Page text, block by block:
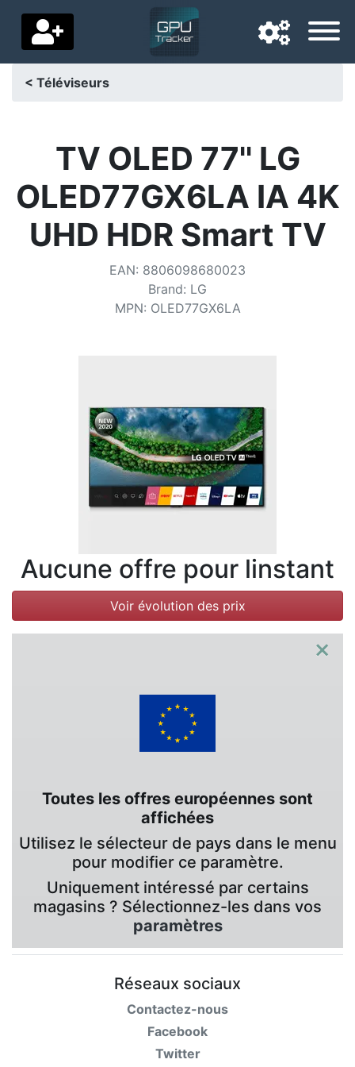
Pays de livraison
Accueil
Paramètres
< Téléviseurs
TV OLED 77'' LG
OLED77GX6LA IA 4K
UHD HDR Smart TV
EAN: 8806098680023
Brand: LG
MPN: OLED77GX6LA
Aucune offre pour linstant
Voir évolution des prix
×
Toutes les offres européennes sont
affichées
Utilisez le sélecteur de pays dans le menu
pour modifier ce paramètre.
Uniquement intéressé par certains
magasins ? Sélectionnez-les dans vos
paramètres
Réseaux sociaux
Contactez-nous
Facebook
Twitter